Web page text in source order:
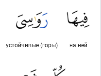
на ней
устойчивые (горы)